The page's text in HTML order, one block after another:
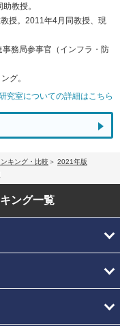
教授。
授。2011年4月同教授、現
務局参事官（インフラ・防
グ。
究室についての詳細はこちら
キング・比較
2021年版
ング一覧